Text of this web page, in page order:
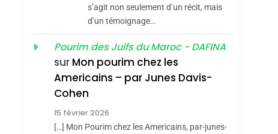
Maroc : Les Amandes
De Tafraout, Le Miel
De Tadla Azilal
Consacrés Produits
Du Terroir
DAFINA MAROC
Oeil Ravageur –
s’agit non seulement d’un récit, mais
d’un témoignage…
Pourim des Juifs du Maroc - DAFINA
sur Mon pourim chez les
Americains – par Junes Davis-
Cohen
15 février 2026
[…] Mon Pourim chez les Americains, par-junes-